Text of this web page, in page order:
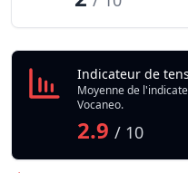
Indicateur de
Moyenne de
Vocaneo.
2.9 / 10